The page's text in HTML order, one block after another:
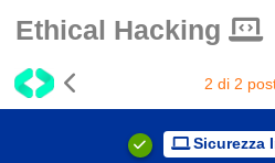
Ethical Hacking
Sicurezza
2 di 2